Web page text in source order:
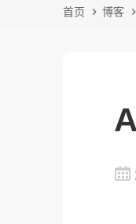
首页 博客